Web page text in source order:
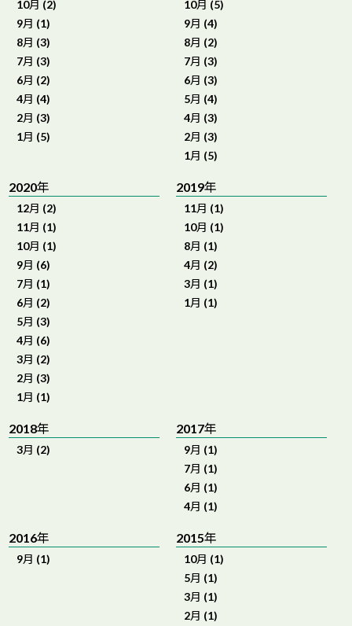
10月 (2)
9月 (1)
8月 (3)
7月 (3)
6月 (2)
4月 (4)
2月 (3)
1月 (5)
10月 (5)
9月 (4)
8月 (2)
7月 (3)
6月 (3)
5月 (4)
4月 (3)
2月 (3)
1月 (5)
2020年
12月 (2)
11月 (1)
10月 (1)
9月 (6)
7月 (1)
6月 (2)
5月 (3)
4月 (6)
3月 (2)
2月 (3)
1月 (1)
2019年
11月 (1)
10月 (1)
8月 (1)
4月 (2)
3月 (1)
1月 (1)
2018年
3月 (2)
2017年
9月 (1)
7月 (1)
6月 (1)
4月 (1)
2016年
9月 (1)
2015年
10月 (1)
5月 (1)
3月 (1)
2月 (1)